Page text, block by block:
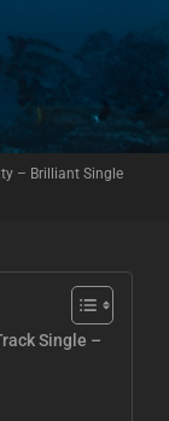
– Brilliant Single
Single –